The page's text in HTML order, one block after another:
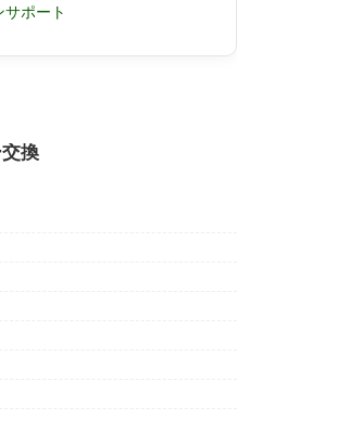
ポート
換